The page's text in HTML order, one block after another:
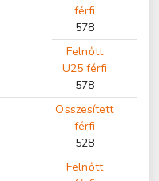
férfi
578
Felnőtt
U25 férfi
578
Összesített
férfi
528
Felnőtt